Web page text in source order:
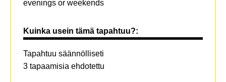
evenings or weekends
Kuinka usein tämä tapahtuu?:
Tapahtuu säännölliseti
3 tapaamisia ehdotettu